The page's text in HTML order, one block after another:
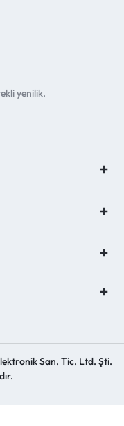
yenilik.
San. Tic. Ltd. Şti.